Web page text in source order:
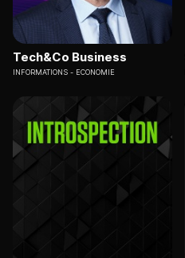
Tech&Co Business
INFORMATIONS ECONOMIE